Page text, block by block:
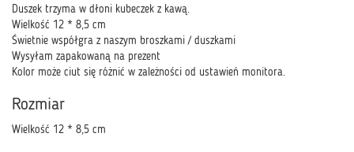
Duszek trzyma w dłoni kubeczek z kawą.
Wielkość 12 * 8,5 cm
Świetnie współgra z naszym broszkami / duszkami
Wysyłam zapakowaną na prezent
Kolor może ciut się różnić w zależności od ustawień monitora.
Rozmiar
Wielkość 12 * 8,5 cm